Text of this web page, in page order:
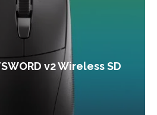
v2 Wireless SD